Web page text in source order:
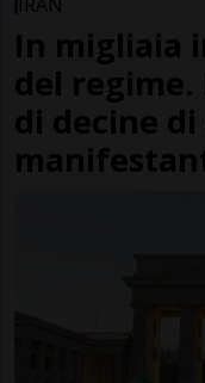
In migliaia
del
di decine